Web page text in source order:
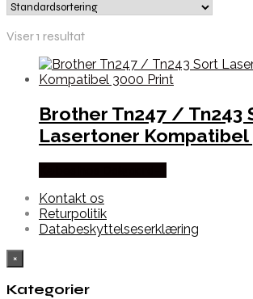
Viser 1 resultat
Brother Tn247 / Tn243
Lasertoner Kompatibel
Kontakt os
Returpolitik
Databeskyttelseserklæring
×
Kategorier